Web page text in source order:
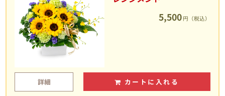
5,500 円（税込）
詳細 カートに入れる